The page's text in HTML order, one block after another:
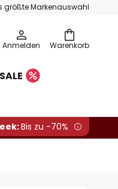
größte Markenauswahl
Warenkorb
Anmelden
SALE
Bis zu -70%